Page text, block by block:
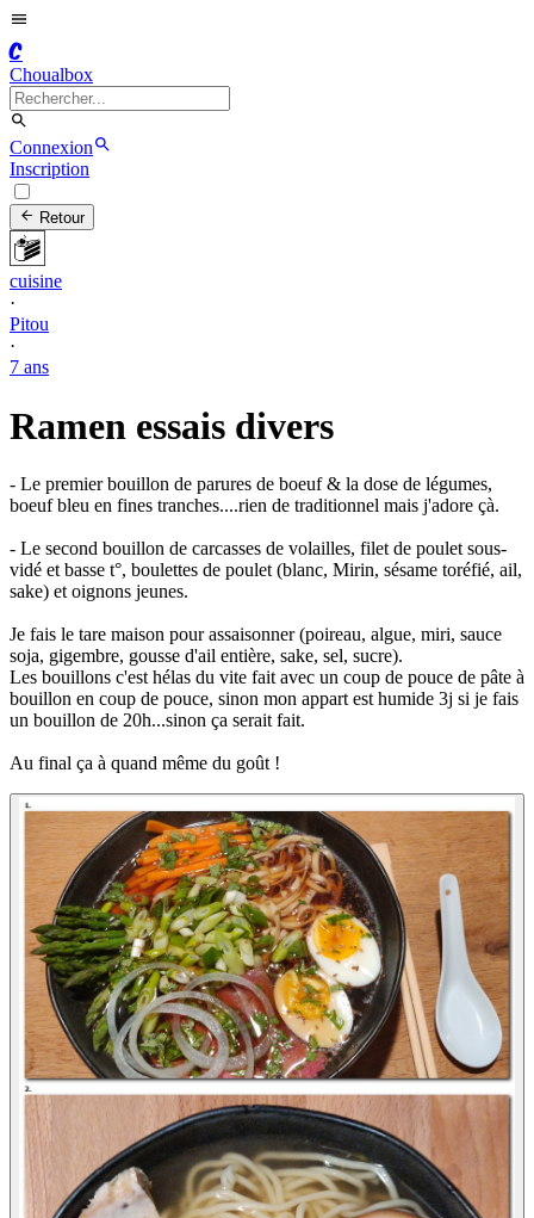
C
Choualbox
Connexion
Inscription
Retour
cuisine
·
Pitou
·
7 ans
Ramen essais divers
- Le premier bouillon de parures de boeuf & la dose de légumes,
boeuf bleu en fines tranches....rien de traditionnel mais j'adore çà.
- Le second bouillon de carcasses de volailles, filet de poulet sous-
vidé et basse t°, boulettes de poulet (blanc, Mirin, sésame toréfié, ail,
sake) et oignons jeunes.
Je fais le tare maison pour assaisonner (poireau, algue, miri, sauce
soja, gigembre, gousse d'ail entière, sake, sel, sucre).
Les bouillons c'est hélas du vite fait avec un coup de pouce de pâte à
bouillon en coup de pouce, sinon mon appart est humide 3j si je fais
un bouillon de 20h...sinon ça serait fait.
Au final ça à quand même du goût !